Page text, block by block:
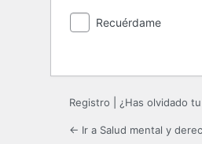
Recuérdame
Registro ¿Has olvidado
← Ir a Salud mental y